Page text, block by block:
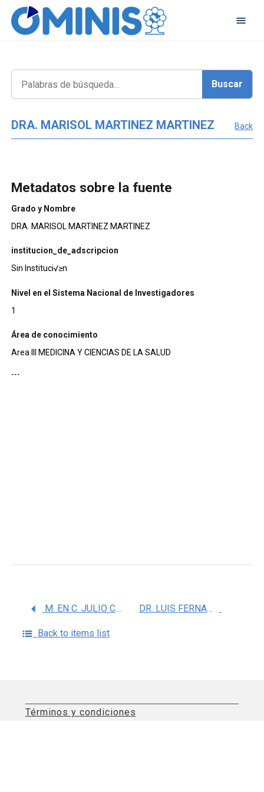
DRA. MARISOL MARTINEZ MARTINEZ Back
Metadatos sobre la fuente
Grado y Nombre
DRA. MARISOL MARTINEZ MARTINEZ
institucion_de_adscripcion
Sin Instituci√≥n
Nivel en el Sistema Nacional de Investigadores
1
Área de conocimiento
Area III MEDICINA Y CIENCIAS DE LA SALUD
---
M. EN C. JULIO CESAR LOPEZ MONCLOVA DR. LUIS FERNANDO RAZGADO HERNANDEZ
Back to items list
Términos y condiciones